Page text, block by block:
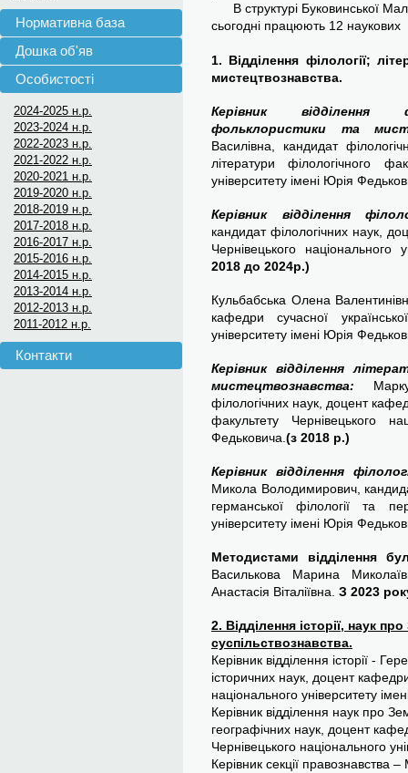
Нормативна база
Дошка об'яв
Особистості
2024-2025 н.р.
2023-2024 н.р.
2022-2023 н.р.
2021-2022 н.р.
2020-2021 н.р.
2019-2020 н.р.
2018-2019 н.р.
2017-2018 н.р.
2016-2017 н.р.
2015-2016 н.р.
2014-2015 н.р.
2013-2014 н.р.
2012-2013 н.р.
2011-2012 н.р.
Контакти
В структурі Буковинської
сьогодні працюють 12 наукових
1. Відділення філології;
мистецтвознавства.
Керівник відділення
фольклористики та
Василівна, кандидат
літератури філологічного
університету імені Юрія
Керівник відділення
кандидат філологічних наук,
Чернівецького національного
2018 до 2024р.)
Кульбабська Олена
кафедри сучасної
університету імені Юрія
Керівник відділення
мистецтвознавства:
філологічних наук, доцент
факультету Чернівецького
Федьковича. (з 2018 р.)
Керівник відділення
Микола Володимирович,
германської філології та
університету імені Юрія
Методистами відділення
Василькова Марина
Анастасія Віталіївна. З 2023
2. Відділення історії, наук
суспільствознавства.
Керівник відділення історії -
історичних наук, доцент
національного університету
Керівник відділення наук про
географічних наук, доцент
Чернівецького національного
Керівник секції правознавства